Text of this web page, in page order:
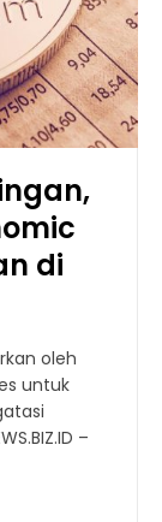
di
oleh
untuk
–